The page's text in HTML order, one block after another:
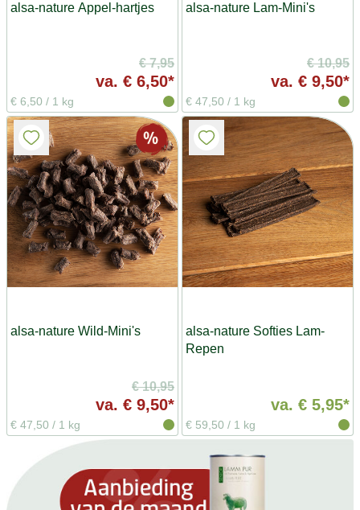
alsa-nature Appel-hartjes
€ 7,95
va. € 6,50*
€ 6,50 / 1 kg
alsa-nature Lam-Mini's
€ 10,95
va. € 9,50*
€ 47,50 / 1 kg
alsa-nature Wild-Mini's
€ 10,95
va. € 9,50*
€ 47,50 / 1 kg
alsa-nature Softies Lam-
Repen
va. € 5,95*
€ 59,50 / 1 kg